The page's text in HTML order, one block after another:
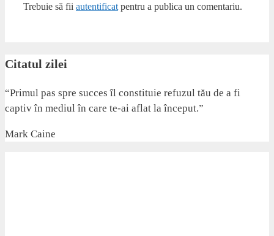
Trebuie să fii autentificat pentru a publica un comentariu.
Citatul zilei
“Primul pas spre succes îl constituie refuzul tău de a fi
captiv în mediul în care te-ai aflat la început.”
Mark Caine